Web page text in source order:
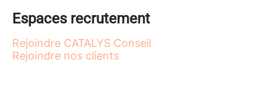
Espaces recrutement
Rejoindre CATALYS Conseil
Rejoindre nos clients